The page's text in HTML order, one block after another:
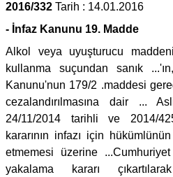
2016/332 Tarih : 14.01.2016
- İnfaz Kanunu 19. Madde
Alkol veya uyuşturucu
kullanma suçundan sanık
Kanunu'nun 179/2 .maddesi
cezalandırılmasına dair ...
24/11/2014 tarihli ve 2014/
kararının infazı için
etmemesi üzerine ...Cumhuriyet
yakalama kararı